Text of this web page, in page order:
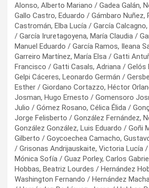
Alonso, Alberto Mariano / Gadea Galán,
Gallo Castro, Eduardo / Gámbaro Nuñez,
Castromán, Elba Lucía / García
/ García Iruretagoyena, María Claudia /
Manuel Eduardo / García Ramos, Ileana
Garreiro Martínez, María Elsa / Gatti
Francisco / Gatti Casals, Adriana / Gelós
Gelpi Cáceres, Leonardo Germán /
Esther / Giordano Cortazzo, Héctor
Josman, Hugo Ernesto / Gomensoro
Julio / Gómez Rosano, Célica Élida /
Jorge Felisberto / González Fernández,
González González, Luis Eduardo / Goñi
Gilberto / Goycoechea Camacho,
/ Grisonas Andrijauskaite, Victoria Lucía /
Mónica Sofía / Guaz Porley, Carlos
Hobbas, Beatriz Lourdes / Hernández
Washington Fernando / Hernández